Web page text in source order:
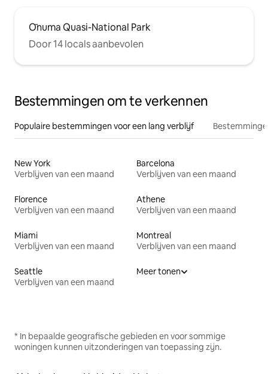
Ōnuma Quasi-National Park
Door 14 locals aanbevolen
Bestemmingen om te verkennen
Populaire bestemmingen voor een lang verblijf
New York
Verblijven van een maand
Barcelona
Verblijven van een maand
Florence
Verblijven van een maand
Athene
Verblijven van een maand
Miami
Verblijven van een maand
Montreal
Verblijven van een maand
Seattle
Verblijven van een maand
Meer tonen
* In bepaalde geografische gebieden en voor sommige
woningen kunnen uitzonderingen van toepassing zijn.